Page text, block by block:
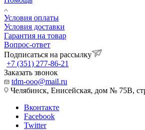
Условия оплаты
Условия доставки
Гарантия на товар
Вопрос-ответ
Подписаться на рассылку
+7 (351) 277-86-21
Заказать звонок
tdm-ooo@mail.ru
Челябинск, Енисейская, дом № 75В,
Вконтакте
Facebook
Twitter